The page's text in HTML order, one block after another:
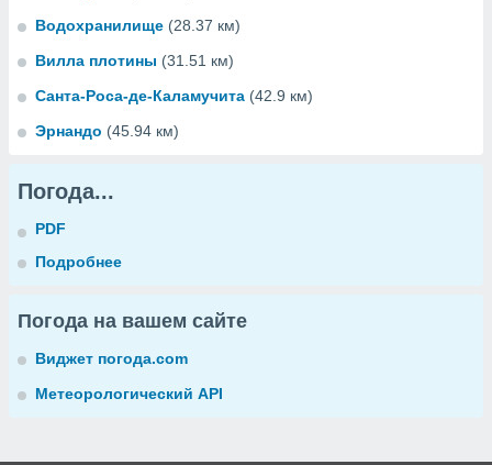
Водохранилище (28.37 км)
Вилла плотины (31.51 км)
Санта-Роса-де-Каламучита (42.9 км)
Эрнандо (45.94 км)
Погода...
PDF
Подробнее
Погода на вашем сайте
Виджет погода.com
Метеорологический API